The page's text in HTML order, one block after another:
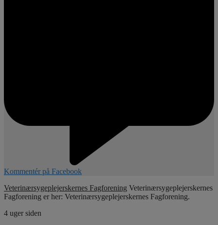
Kommentér på Facebook
Veterinærsygeplejerskernes Fagforening Veterinærsygeplejerskernes
Fagforening er her: Veterinærsygeplejerskernes Fagforening.
4 uger siden